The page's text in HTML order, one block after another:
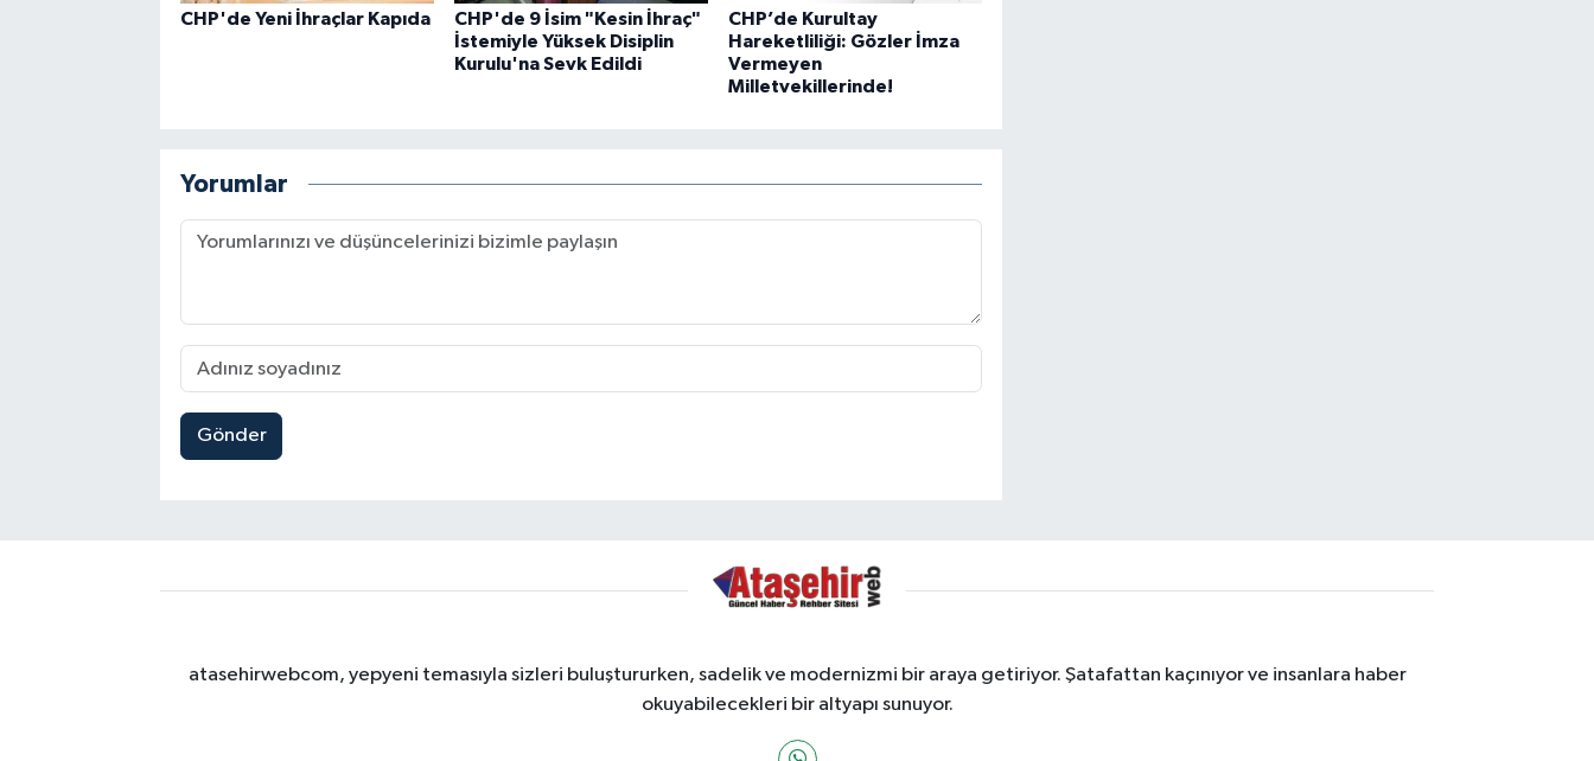
CHP'de Yeni İhraçlar Kapıda
CHP'de 9 İsim "Kesin İhraç"
İstemiyle Yüksek Disiplin
Kurulu'na Sevk Edildi
CHP’de Kurultay
Hareketliliği: Gözler İmza
Vermeyen
Milletvekillerinde!
Yorumlar
Gönder
atasehirwebcom, yepyeni temasıyla sizleri buluştururken, sadelik ve modernizmi bir araya getiriyor. Şatafattan kaçınıyor ve insanlara haber
okuyabilecekleri bir altyapı sunuyor.